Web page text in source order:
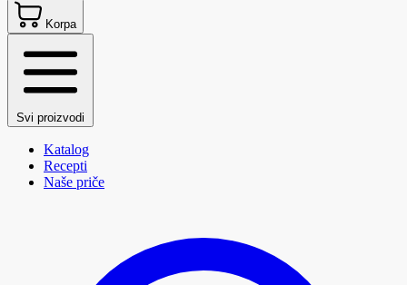
Korpa
Svi proizvodi
Katalog
Recepti
Naše priče